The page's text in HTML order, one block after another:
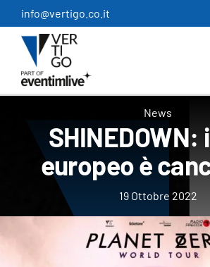
Salta
al
contenuto
info@vertigo.co.it
News
SHINEDOWN:
europeo è
19 Ottobre 2022